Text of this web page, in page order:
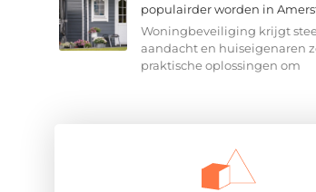
populairder worden in
Woningbeveiliging krijgt
aandacht en huiseigenaren
praktische oplossingen om